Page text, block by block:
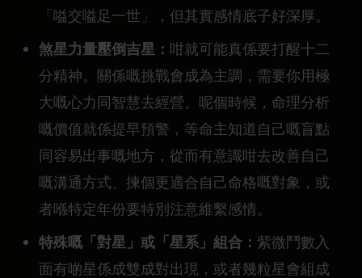
「嗌交嗌足一世」，但其實感情底子好深厚。
煞星力量壓倒吉星： 咁就可能真係要打醒十二
分精神。關係嘅挑戰會成為主調，需要你用極
大嘅心力同智慧去經營。呢個時候，命理分析
嘅價值就係提早預警，等命主知道自己嘅盲點
同容易出事嘅地方，從而有意識咁去改善自己
嘅溝通方式、揀個更適合自己命格嘅對象，或
者喺特定年份要特別注意維繫感情。
特殊嘅「對星」或「星系」組合： 紫微鬥數入
面有啲星係成雙成對出現，或者幾粒星會組成